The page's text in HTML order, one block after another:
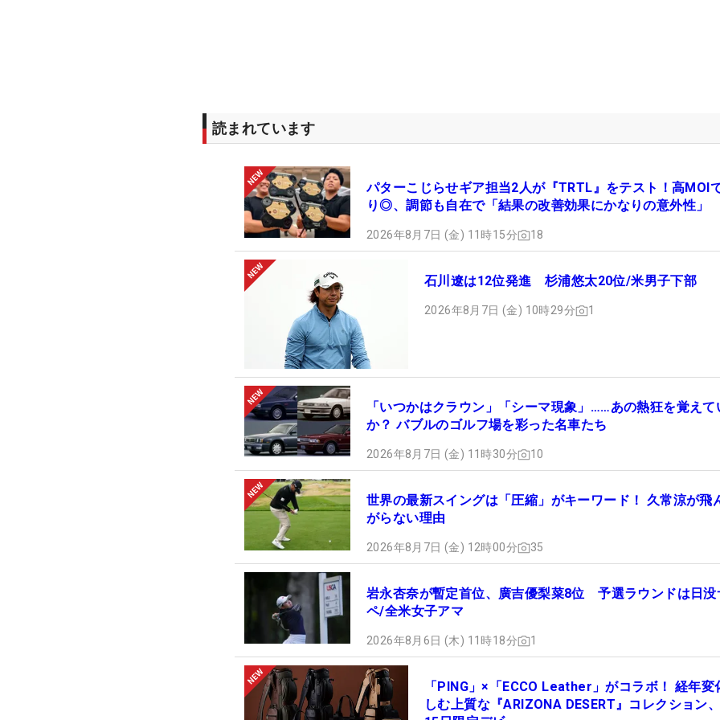
読まれています
パターこじらせギア担当2人が『TRTL』をテスト！高MOI
り◎、調節も自在で「結果の改善効果にかなりの意外性」
2026年8月7日 (金) 11時15分 18
石川遼は12位発進 杉浦悠太20位/米男子下部
2026年8月7日 (金) 10時29分 1
「いつかはクラウン」「シーマ現象」……あの熱狂を覚えて
か？ バブルのゴルフ場を彩った名車たち
2026年8月7日 (金) 11時30分 10
世界の最新スイングは「圧縮」がキーワード！ 久常涼が飛
がらない理由
2026年8月7日 (金) 12時00分 35
岩永杏奈が暫定首位、廣吉優梨菜8位 予選ラウンドは日没
ペ/全米女子アマ
2026年8月6日 (木) 11時18分 1
「PING」×「ECCO Leather」がコラボ！ 経年変
しむ上質な『ARIZONA DESERT』コレクション